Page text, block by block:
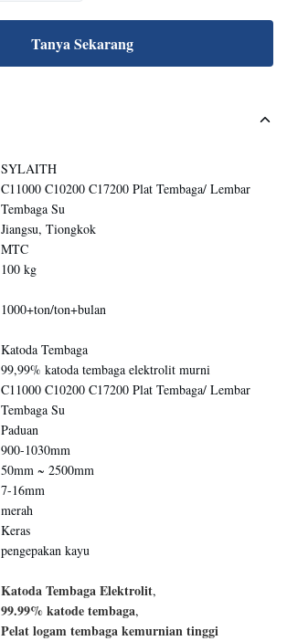
Tanya Sekarang
SYLAITH
C11000 C10200 C17200 Plat Tembaga/ Lembar
Tembaga Su
Jiangsu, Tiongkok
MTC
100 kg
1000+ton/ton+bulan
Katoda Tembaga
99,99% katoda tembaga elektrolit murni
C11000 C10200 C17200 Plat Tembaga/ Lembar
Tembaga Su
Paduan
900-1030mm
50mm ~ 2500mm
7-16mm
merah
Keras
pengepakan kayu
Katoda Tembaga Elektrolit,
99.99% katode tembaga,
Pelat logam tembaga kemurnian tinggi